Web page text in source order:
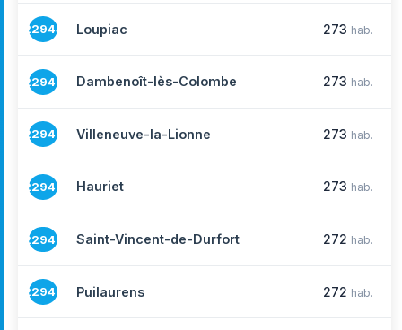
22944 Loupiac 273 hab.
22945 Dambenoît-lès-Colombe 273 hab.
22946 Villeneuve-la-Lionne 273 hab.
22947 Hauriet 273 hab.
22948 Saint-Vincent-de-Durfort 272 hab.
22949 Puilaurens 272 hab.